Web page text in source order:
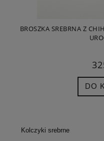
BROSZKA SREBRNA Z
DO
Kolczyki srebrne